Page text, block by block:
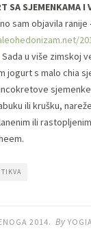
SA SJEMENKAMA I
sam objavila ranije
Sada u više zimskoj
jogurt s malo chia
ili krušku,
ili
TIKVA
2014. By